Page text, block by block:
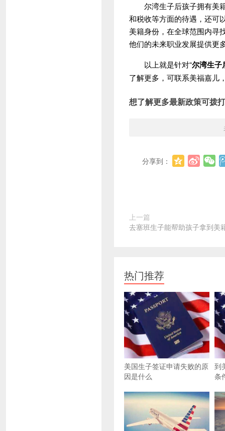
尔湾生子后孩子拥有美籍
和税收等方面的待遇，还可
美籍身份，在全球范围内寻
他们的未来职业发展提供更
以上就是针对“尔湾生子
了解更多，可联系美福嘉儿
想了解更多最新政策可拨
分享到：
上一篇
去塞班生子能帮助孩子拿到美
热门推荐
美国生子签证申请失败的原
因是什么
到
条